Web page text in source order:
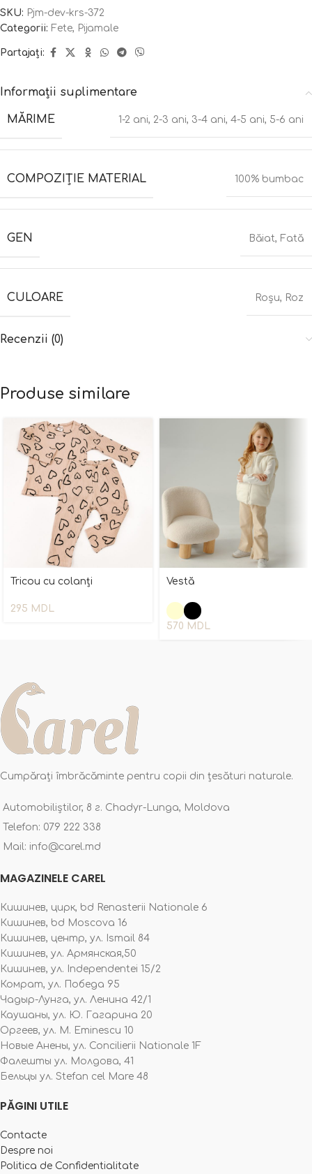
SKU: Pjm-dev-krs-372
Categorii: Fete, Pijamale
Partajați:
Informații suplimentare
MĂRIME 1-2 ani, 2-3 ani, 3-4 ani, 4-5 ani, 5-6 ani
COMPOZIȚIE MATERIAL 100% bumbac
GEN Băiat, Fată
CULOARE Roșu, Roz
Recenzii (0)
Produse similare
Tricou cu colanți
295 MDL
Vestă
570 MDL
Cumpărați îmbrăcăminte pentru copii din țesături naturale.
Automobiliștilor, 8 г. Chadyr-Lunga, Moldova
Telefon: 079 222 338
Mail: info@carel.md
MAGAZINELE CAREL
Кишинев, цирк, bd Renasterii Nationale 6
Кишинев, bd Moscova 16
Кишинев, центр, ул. Ismail 84
Кишинев, ул. Армянская,50
Кишинев, ул. Independentei 15/2
Комрат, ул. Победа 95
Чадыр-Лунга, ул. Ленина 42/1
Каушаны, ул. Ю. Гагарина 20
Оргеев, ул. M. Eminescu 10
Новые Анены, ул. Concilierii Nationale 1F
Фалешты ул. Молдова, 41
Бельцы ул. Stefan cel Mare 48
PĂGINI UTILE
Contacte
Despre noi
Politica de Confidentialitate